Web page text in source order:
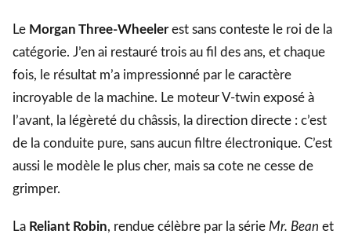
Le Morgan Three-Wheelerest sans conteste le roi de la
catégorie. J’en ai restauré trois au fil des ans, et chaque
fois, le résultat m’a impressionné par le caractère
incroyable de la machine. Le moteur V-twin exposé à
l’avant, la légèreté du châssis, la direction directe : c’est
de la conduite pure, sans aucun filtre électronique. C’est
aussi le modèle le plus cher, mais sa cote ne cesse de
grimper.
La Reliant Robin, rendue célèbre par la série Mr. Bean et